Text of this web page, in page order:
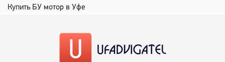
Купить БУ мотор в Уфе